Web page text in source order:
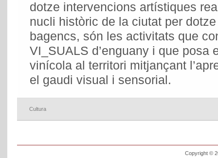
dotze intervencions artístiques
nucli històric de la ciutat per
bagencs, són les activitats que
VI_SUALS d’enguany i que posa
vinícola al territori mitjançant
el gaudi visual i sensorial.
Cultura
Copyright ©